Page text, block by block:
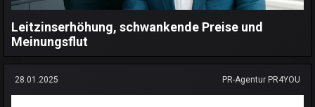
Leitzinserhöhung, schwankende Preise und
Meinungsflut
28.01.2025 PR-Agentur PR4YOU